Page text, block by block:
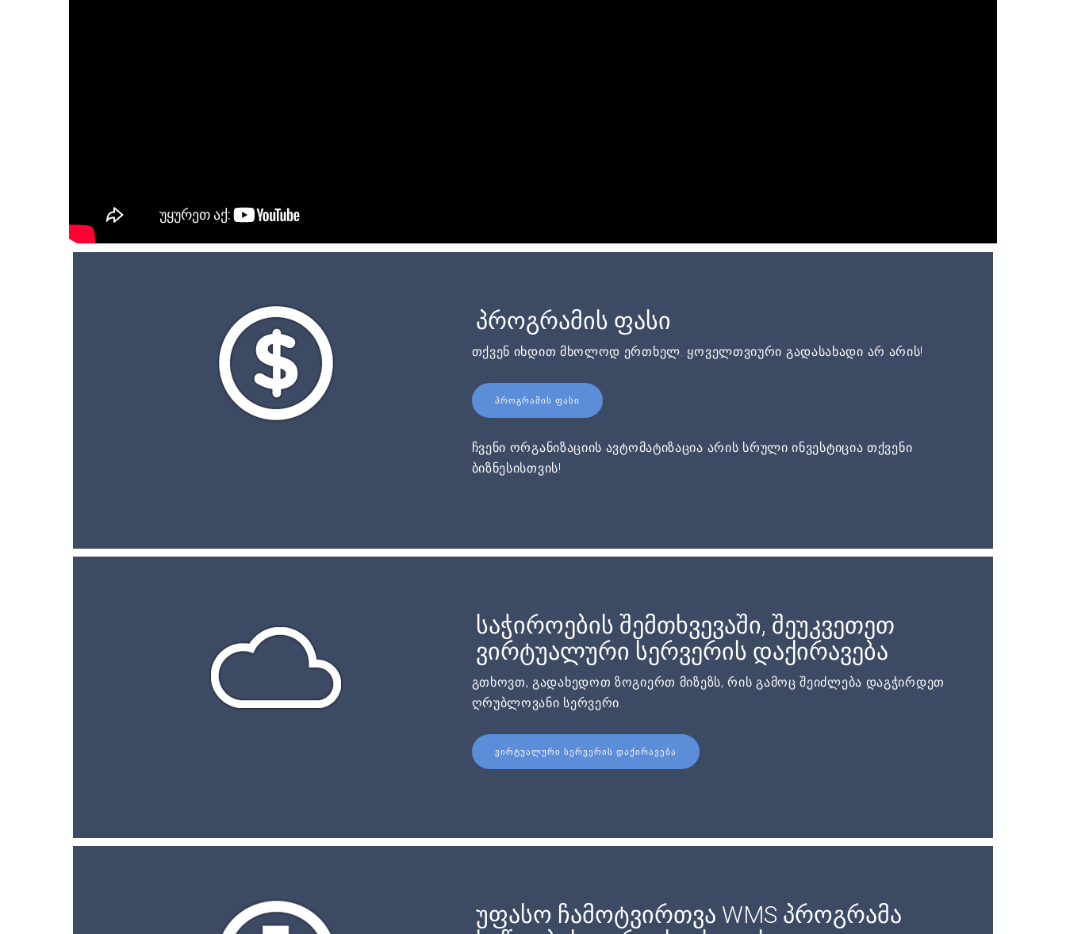
პროგრამის ფასი
თქვენ იხდით მხოლოდ ერთხელ. ყოველთვიური გადასახადი არ არის!
ᲞᲠᲝᲒᲠᲐᲛᲘᲡ ᲤᲐᲡᲘ
ჩვენი ორგანიზაციის ავტომატიზაცია არის სრული ინვესტიცია თქვენი
ბიზნესისთვის!
საჭიროების შემთხვევაში, შეუკვეთეთ
ვირტუალური სერვერის დაქირავება
გთხოვთ, გადახედოთ ზოგიერთ მიზეზს, რის გამოც შეიძლება დაგჭირდეთ
ღრუბლოვანი სერვერი.
ᲕᲘᲠᲢᲣᲐᲚᲣᲠᲘ ᲡᲔᲠᲕᲔᲠᲘᲡ ᲓᲐᲥᲘᲠᲐᲕᲔᲑᲐ
უფასო ჩამოტვირთვა WMS პროგრამა